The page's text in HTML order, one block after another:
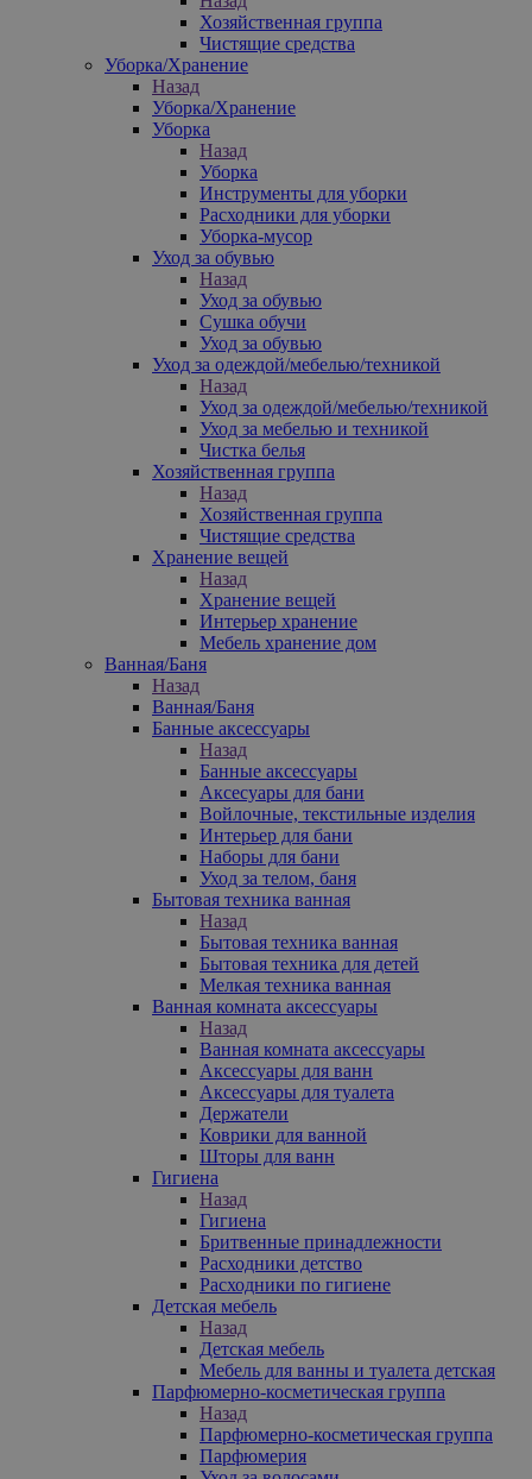
Хозяйственная группа
Чистящие средства
Уборка/Хранение
Назад
Уборка/Хранение
Уборка
Назад
Уборка
Инструменты для уборки
Расходники для уборки
Уборка-мусор
Уход за обувью
Назад
Уход за обувью
Сушка обучи
Уход за обувью
Уход за одеждой/мебелью/техникой
Назад
Уход за одеждой/мебелью/техникой
Уход за мебелью и техникой
Чистка белья
Хозяйственная группа
Назад
Хозяйственная группа
Чистящие средства
Хранение вещей
Назад
Хранение вещей
Интерьер хранение
Мебель хранение дом
Ванная/Баня
Назад
Ванная/Баня
Банные аксессуары
Назад
Банные аксессуары
Аксесуары для бани
Войлочные, текстильные изделия
Интерьер для бани
Наборы для бани
Уход за телом, баня
Бытовая техника ванная
Назад
Бытовая техника ванная
Бытовая техника для детей
Мелкая техника ванная
Ванная комната аксессуары
Назад
Ванная комната аксессуары
Аксессуары для ванн
Аксессуары для туалета
Держатели
Коврики для ванной
Шторы для ванн
Гигиена
Назад
Гигиена
Бритвенные принадлежности
Расходники детство
Расходники по гигиене
Детская мебель
Назад
Детская мебель
Мебель для ванны и туалета детская
Парфюмерно-косметическая группа
Назад
Парфюмерно-косметическая группа
Парфюмерия